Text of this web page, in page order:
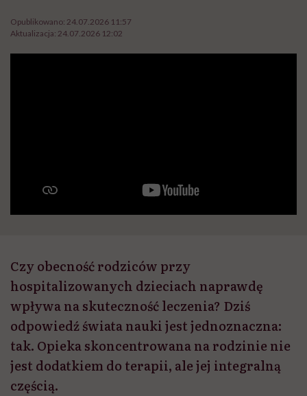
Opublikowano: 24.07.2026 11:57
Aktualizacja: 24.07.2026 12:02
Czy obecność rodziców przy
hospitalizowanych dzieciach naprawdę
wpływa na skuteczność leczenia? Dziś
odpowiedź świata nauki jest jednoznaczna:
tak. Opieka skoncentrowana na rodzinie nie
jest dodatkiem do terapii, ale jej integralną
częścią.